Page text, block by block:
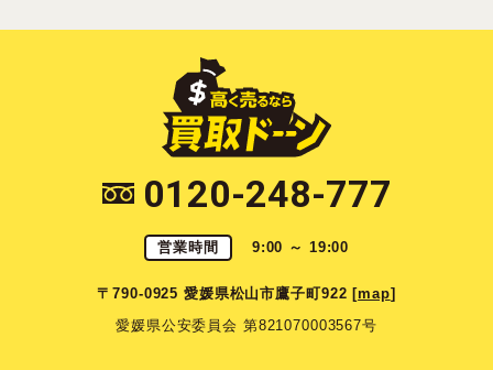
0120-248-777
営業時間 9:00 ～ 19:00
〒790-0925 愛媛県松山市鷹子町922 [map]
愛媛県公安委員会 第821070003567号